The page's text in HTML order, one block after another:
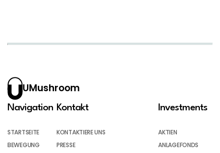
UMushroom
Navigation
STARTSEITE
BEWEGUNG
Kontakt
KONTAKTIERE UNS
PRESSE
Investments
AKTIEN
ANLAGEFONDS